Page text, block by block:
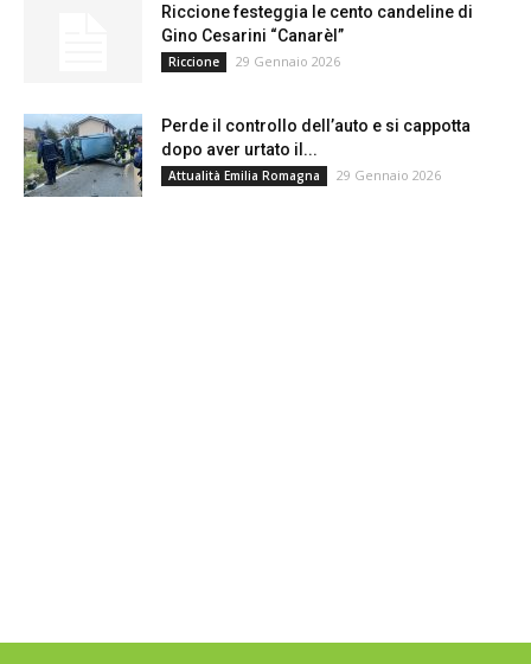
Riccione festeggia le cento candeline di
Gino Cesarini “Canarèl”
Riccione 29 Gennaio 2026
Perde il controllo dell’auto e si cappotta
dopo aver urtato il...
Attualità Emilia Romagna 29 Gennaio 2026